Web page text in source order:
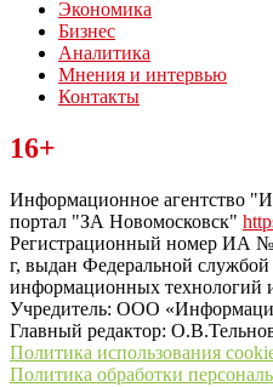
Экономика
Бизнес
Аналитика
Мнения и интервью
Контакты
Читайте последние новости
“ЗаНовомосковск”
16+
Информационное агентство
портал "ЗА Новомосковск"
Регистрационный номер ИА №
г, выдан Федеральной службой
информационных технологий
Учредитель: ООО
Главный редактор:
Политика использования
Политика обработки